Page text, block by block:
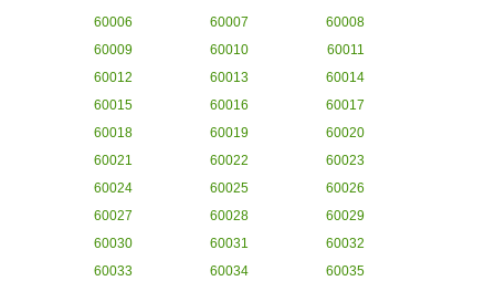
60006 60007
60008
60009
60010
60011
60012
60013
60014
60015
60016
60017
60018
60019
60020
60021
60022
60023
60024
60025
60026
60027
60028
60029
60030
60031
60032
60033
60034
60035